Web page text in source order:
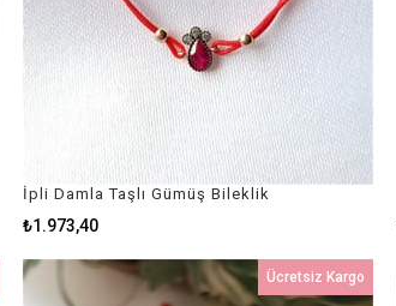
İpli Damla Taşlı Gümüş Bileklik
₺1.973,40
Ücretsiz Kargo